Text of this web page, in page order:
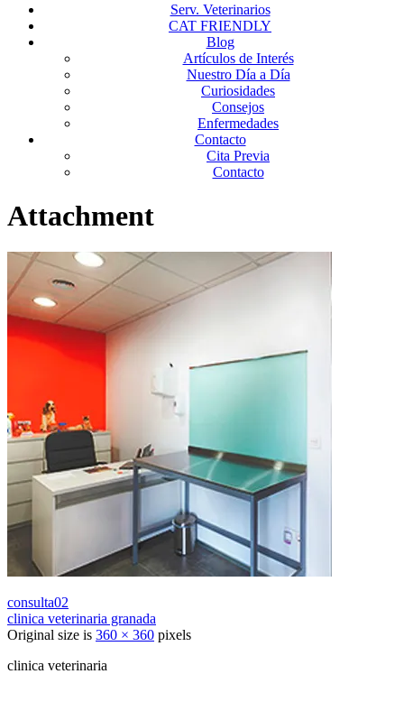
Serv. Veterinarios
CAT FRIENDLY
Blog
Artículos de Interés
Nuestro Día a Día
Curiosidades
Consejos
Enfermedades
Contacto
Cita Previa
Contacto
Attachment
consulta02
clinica veterinaria granada
Original size is 360 × 360 pixels
clinica veterinaria